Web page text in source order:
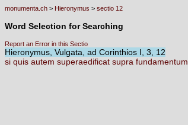
monumenta.ch > Hieronymus > sectio 12
Word Selection for Searching
Report an Error in this Sectio
Hieronymus, Vulgata, ad Corinthios I, 3, 12
si quis autem superaedificat supra fundamentum